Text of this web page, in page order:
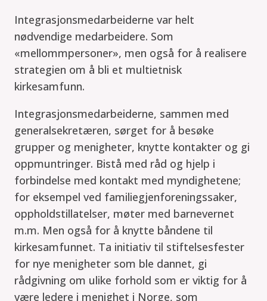
Integrasjonsmedarbeiderne var helt
nødvendige medarbeidere. Som
«mellommpersoner», men også for å realisere
strategien om å bli et multietnisk
kirkesamfunn.
Integrasjonsmedarbeiderne, sammen med
generalsekretæren, sørget for å besøke
grupper og menigheter, knytte kontakter og gi
oppmuntringer. Bistå med råd og hjelp i
forbindelse med kontakt med myndighetene;
for eksempel ved familiegjenforeningssaker,
oppholdstillatelser, møter med barnevernet
m.m. Men også for å knytte båndene til
kirkesamfunnet. Ta initiativ til stiftelsesfester
for nye menigheter som ble dannet, gi
rådgivning om ulike forhold som er viktig for å
være ledere i menighet i Norge, som